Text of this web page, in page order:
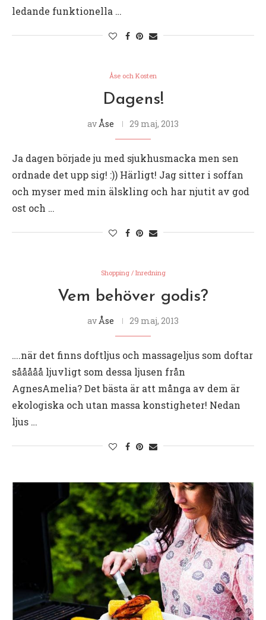
ledande funktionella …
Åse och Kosten
Dagens!
av Åse 29 maj, 2013
Ja dagen började ju med sjukhusmacka men sen
ordnade det upp sig! :)) Härligt! Jag sitter i soffan
och myser med min älskling och har njutit av god
ost och …
Shopping / Inredning
Vem behöver godis?
av Åse 29 maj, 2013
….när det finns doftljus och massageljus som doftar
sååååå ljuvligt som dessa ljusen från
AgnesAmelia? Det bästa är att många av dem är
ekologiska och utan massa konstigheter! Nedan
ljus …